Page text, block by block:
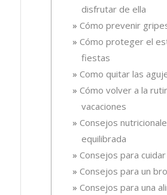
disfrutar de ella
Cómo prevenir
Cómo proteger el
fiestas
Como quitar las
Cómo volver a la
vacaciones
Consejos
equilibrada
Consejos para
Consejos para un
Consejos para una